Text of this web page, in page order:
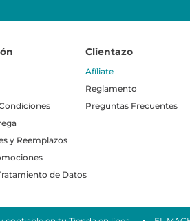
y Reemplazos
de Datos
Clientazo
Afíliate
Reglamento
Preguntas Frecuentes